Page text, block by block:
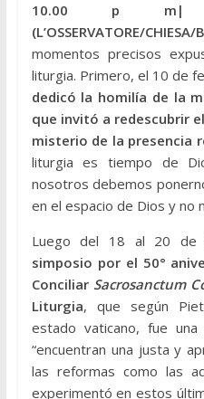
10.00 p
(L’OSSERVATORE/CHIESA/
momentos precisos
liturgia. Primero, el 10 de
dedicó la homilía de la
que invitó a redescubrir
misterio de la presencia
liturgia es tiempo de
nosotros debemos
en el espacio de Dios y no
Luego del 18 al 20 de
simposio por el 50°
Conciliar Sacrosanctum
Liturgia, que según
estado vaticano, fue
“encuentran una justa y
las reformas como las
experimentó en estos